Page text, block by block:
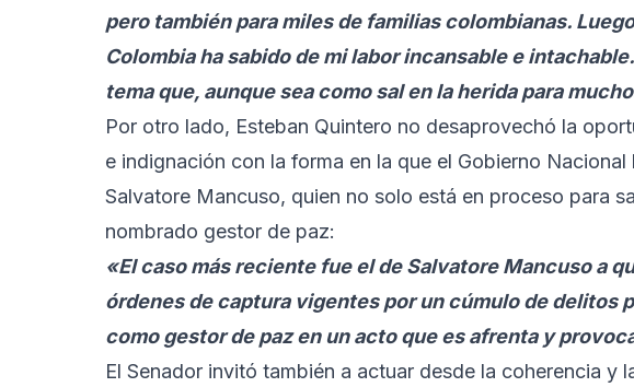
pero también para miles de familias colombianas.
Colombia ha sabido de mi labor incansable e
tema que, aunque sea como sal en la herida para
Por otro lado, Esteban Quintero no desaprovechó la
e indignación con la forma en la que el Gobierno
Salvatore Mancuso, quien no solo está en proceso para
nombrado gestor de paz:
«El caso más reciente fue el de Salvatore Mancuso a
órdenes de captura vigentes por un cúmulo de delitos
como gestor de paz en un acto que es afrenta y
El Senador invitó también a actuar desde la coherencia y